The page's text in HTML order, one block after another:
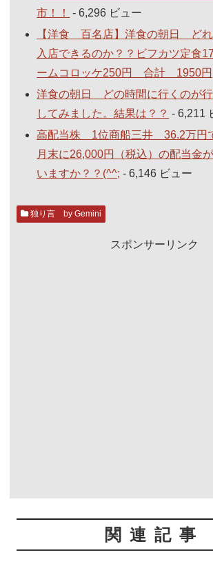
市！！
- 6,296 ビュー
【洋食 百名店】洋食の朝日 ど
入店できるのか？？ビフカツ定
ームコロッケ250円 合計 1950円
洋食の朝日 どの時間に行くのが
してみました。結果は？？ - 6,211
高配当株 1位商船三井 36.2万円
月末に26,000円（税込）の配当金
いますか？？(^^; - 6,146 ビュー
独り言 by Gemini
スポンサーリンク
関連記事